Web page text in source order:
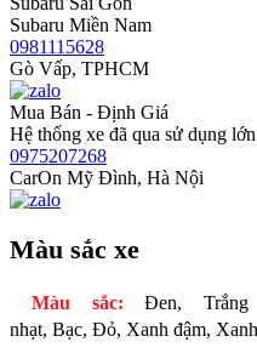
Subaru Miền Nam
0981115628
Gò Vấp, TPHCM
Mua Bán - Định Giá
Hệ thống xe đã qua sử dụng
0975207268
CarOn Mỹ Đình, Hà Nội
Màu sắc xe
Màu sắc:
Đen,
nhạt, Bạc, Đỏ, Xanh đậm,